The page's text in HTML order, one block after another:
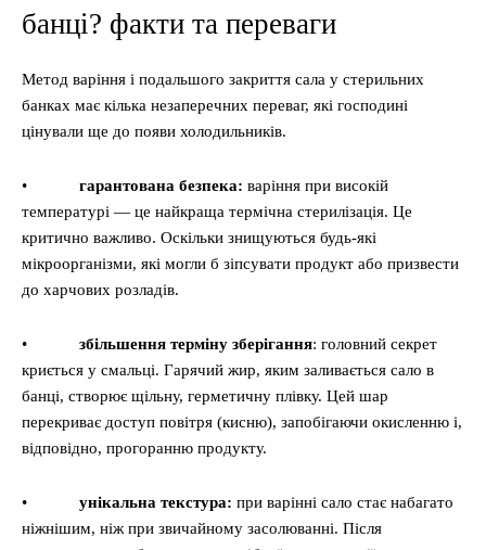
банці? факти та переваги
Метод варіння і подальшого закриття сала у стерильних
банках має кілька незаперечних переваг, які господині
цінували ще до появи холодильників.
• гарантована безпека: варіння при високій
температурі — це найкраща термічна стерилізація. Це
критично важливо. Оскільки знищуються будь-які
мікроорганізми, які могли б зіпсувати продукт або призвести
до харчових розладів.
• збільшення терміну зберігання: головний секрет
криється у смальці. Гарячий жир, яким заливається сало в
банці, створює щільну, герметичну плівку. Цей шар
перекриває доступ повітря (кисню), запобігаючи окисленню і,
відповідно, прогоранню продукту.
• унікальна текстура: при варінні сало стає набагато
ніжнішим, ніж при звичайному засолюванні. Після